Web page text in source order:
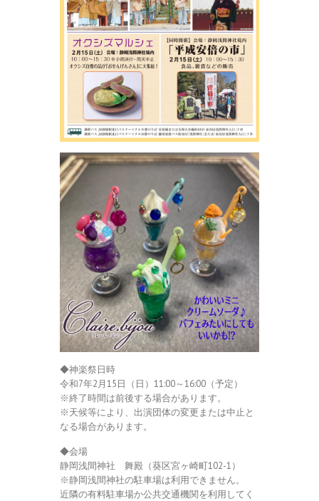
◆神楽祭日時
令和7年2月15日（日）11:00～16:00（予定）
※終了時間は前後する場合があります。
※天候等により、出演団体の変更または中止と
なる場合があります。
◆会場
静岡浅間神社 舞殿（葵区宮ヶ崎町102-1）
※静岡浅間神社の駐車場は利用できません。
近隣の有料駐車場か公共交通機関を利用してく